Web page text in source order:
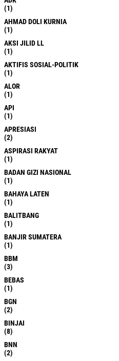
(1)
AHMAD DOLI KURNIA
(1)
AKSI JILID LL
(1)
AKTIFIS SOSIAL-POLITIK
(1)
ALOR
(1)
API
(1)
APRESIASI
(2)
ASPIRASI RAKYAT
(1)
BADAN GIZI NASIONAL
(1)
BAHAYA LATEN
(1)
BALITBANG
(1)
BANJIR SUMATERA
(1)
BBM
(3)
BEBAS
(1)
BGN
(2)
BINJAI
(8)
BNN
(2)